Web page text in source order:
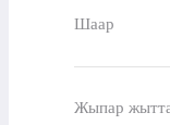
Шаар
Жыпар